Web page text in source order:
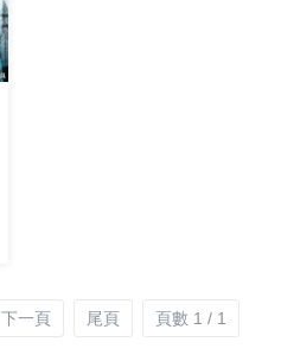
下一頁 尾頁 頁數 1 / 1